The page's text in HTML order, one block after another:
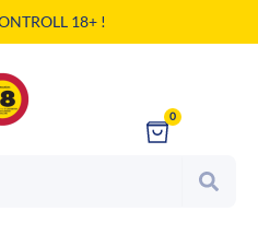
18+ !
0
Cart